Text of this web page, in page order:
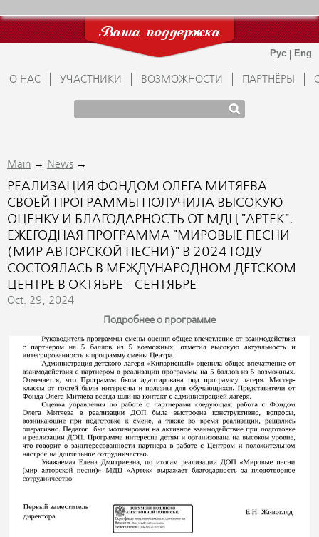
Ваша поддержка
О НАС УЧАСТНИКИ ВОЗМОЖНОСТИ ПАРТНЁРЫ
Main → News →
РЕАЛИЗАЦИЯ ФОНДОМ ОЛЕГА МИТЯЕВА
СВОЕЙ ПРОГРАММЫ ПОЛУЧИЛА ВЫСОКУЮ
ОЦЕНКУ И БЛАГОДАРНОСТЬ ОТ МДЦ "АРТЕК".
ЕЖЕГОДНАЯ ПРОГРАММА "МИРОВЫЕ ПЕСНИ
(МИР АВТОРСКОЙ ПЕСНИ)" В 2024 ГОДУ
СОСТОЯЛАСЬ В МЕЖДУНАРОДНОМ ДЕТСКОМ
ЦЕНТРЕ В ОКТЯБРЕ - СЕНТЯБРЕ
Oct. 29, 2024
Подробнее о программе